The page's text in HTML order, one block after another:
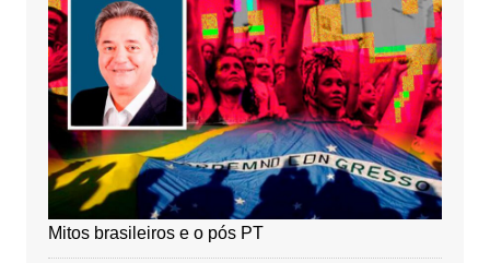
Mitos brasileiros e o pós PT